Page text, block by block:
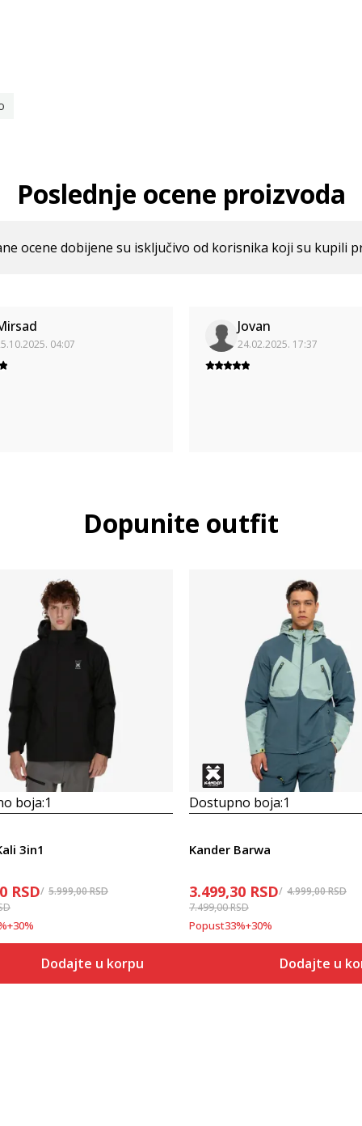
Poslednje ocene proizvoda
ocene dobijene su isključivo od korisnika koji su kupili
04:07
Jovan
24.02.2025. 17:37
Dopunite outfit
boja:1
3in1
RSD 5.999,00RSD
+30%
Dodajte u korpu
Dostupno boja:1
Kander Barwa
3.499,30 RSD 4.999,00RSD
7.499,00RSD
Popust33%+30%
Dodajte u